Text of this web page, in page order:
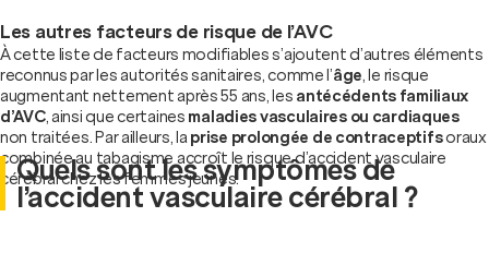
Les autres facteurs de risque de l’AVC
À cette liste de facteurs modifiables s’ajoutent d’autres éléments
reconnus par les autorités sanitaires, comme l’âge, le risque
augmentant nettement après 55 ans, les antécédents familiaux
d’AVC, ainsi que certaines maladies vasculaires ou cardiaques
non traitées. Par ailleurs, laprise prolongée de contraceptifsoraux
combinée au tabagisme accroît le risque d’accident vasculaire
cérébral chez les femmes jeunes.
Quels sont les symptômes de
l’accident vasculaire cérébral ?